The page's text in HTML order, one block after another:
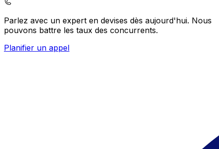
Parlez avec un expert en devises dès aujourd'hui. Nous
pouvons battre les taux des concurrents.
Planifier un appel